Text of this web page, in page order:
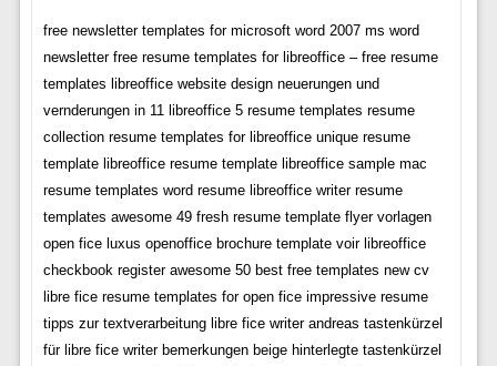
free newsletter templates for microsoft word 2007 ms word
newsletter free resume templates for libreoffice – free resume
templates libreoffice website design neuerungen und
vernderungen in 11 libreoffice 5 resume templates resume
collection resume templates for libreoffice unique resume
template libreoffice resume template libreoffice sample mac
resume templates word resume libreoffice writer resume
templates awesome 49 fresh resume template flyer vorlagen
open fice luxus openoffice brochure template voir libreoffice
checkbook register awesome 50 best free templates new cv
libre fice resume templates for open fice impressive resume
tipps zur textverarbeitung libre fice writer andreas tastenkürzel
für libre fice writer bemerkungen beige hinterlegte tastenkürzel